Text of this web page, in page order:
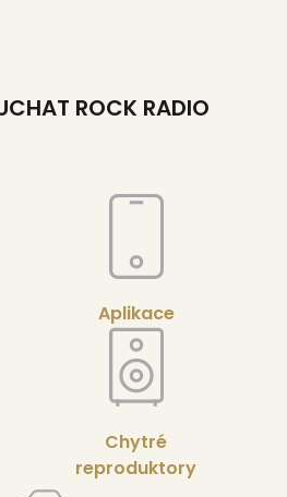
ROCK RADIO
Aplikace
Chytré
reproduktory